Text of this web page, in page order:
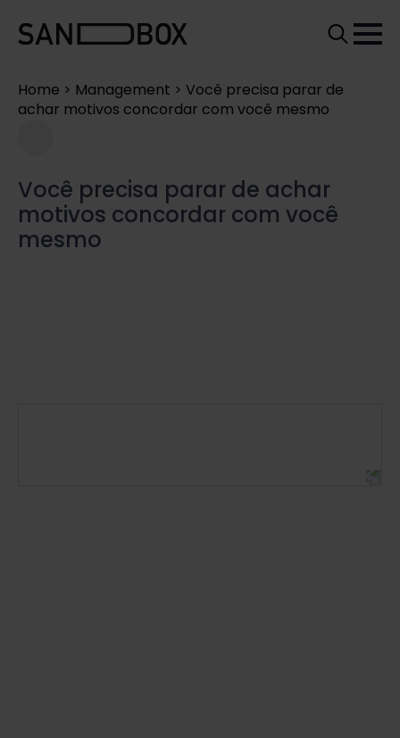
Home > Management > Você precisa parar de
achar motivos concordar com você mesmo
Você precisa parar de achar
motivos concordar com você
mesmo